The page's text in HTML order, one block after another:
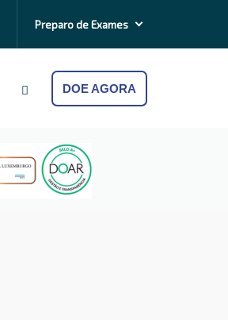
Preparo deExames
DOE AGORA